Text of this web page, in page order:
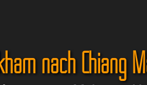
nach Chiang